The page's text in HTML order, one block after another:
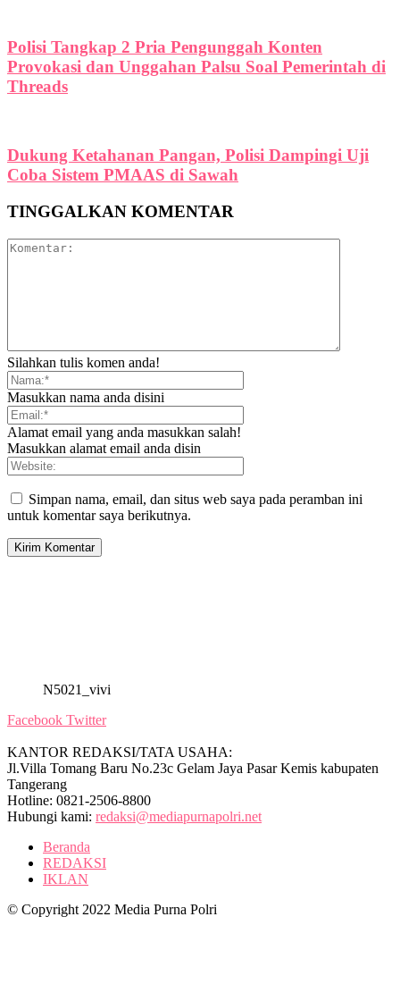
Polisi Tangkap 2 Pria Pengunggah Konten
Provokasi dan Unggahan Palsu Soal Pemerintah di
Threads
Dukung Ketahanan Pangan, Polisi Dampingi Uji
Coba Sistem PMAAS di Sawah
TINGGALKAN KOMENTAR
Silahkan tulis komen anda!
Masukkan nama anda disini
Alamat email yang anda masukkan salah!
Masukkan alamat email anda disin
Simpan nama, email, dan situs web saya pada peramban ini
untuk komentar saya berikutnya.
N5021_vivi
Facebook Twitter
KANTOR REDAKSI/TATA USAHA:
Jl.Villa Tomang Baru No.23c Gelam Jaya Pasar Kemis kabupaten
Tangerang
Hotline: 0821-2506-8800
Hubungi kami: redaksi@mediapurnapolri.net
Beranda
REDAKSI
IKLAN
© Copyright 2022 Media Purna Polri